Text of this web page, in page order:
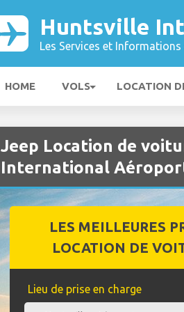
Huntsville
Les Services et
HOME VOLS LOCATION
Jeep Location de
International
LES MEILLEURES
LOCATION DE
Lieu de prise en charge